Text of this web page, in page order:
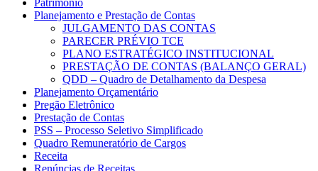
Patrimônio
Planejamento e Prestação de Contas
JULGAMENTO DAS CONTAS
PARECER PRÉVIO TCE
PLANO ESTRATÉGICO INSTITUCIONAL
PRESTAÇÃO DE CONTAS (BALANÇO GERAL)
QDD – Quadro de Detalhamento da Despesa
Planejamento Orçamentário
Pregão Eletrônico
Prestação de Contas
PSS – Processo Seletivo Simplificado
Quadro Remuneratório de Cargos
Receita
Renúncias de Receitas